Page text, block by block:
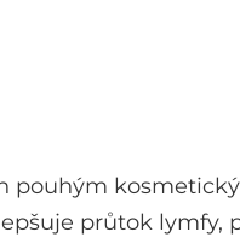
pouhým
průtok lymfy,